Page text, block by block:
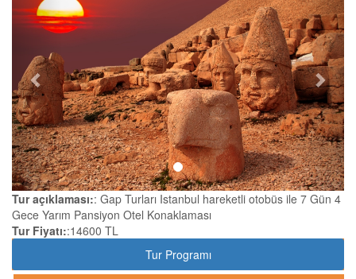
Tur açıklaması:: Gap Turları Istanbul hareketli otobüs ile 7 Gün 4
Gece Yarım Pansiyon Otel Konaklaması
Tur Fiyatı::14600 TL
Tur Programı